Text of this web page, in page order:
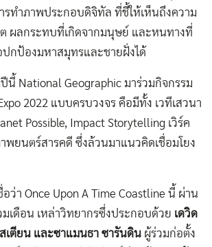
รทำภาพประกอบดิจิทัล ที่ชี้ให้เห็นถึงความ
ผลกระทบที่เกิดจากมนุษย์ และหนทางที่
ปกป้องมหาสมุทรและชายฝั่งได้
นี้ National Geographic มาร่วมกิจกรรม
2022 แบบครบวงจร คือมีทั้ง เวทีเสวนา
Possible, Impact Storytelling เวิร์ค
พยนตร์สารคดี ซึ่งล้วนมาแนวคิดเชื่อมโยง
ว่า Once Upon A Time Coastline นี้ ผ่าน
มเดือน เหล่าวิทยากรซึ่งประกอบด้วย เดวิด
สเตียน และซาแมนธา ซารันดิน ผู้ร่วมก่อตั้ง